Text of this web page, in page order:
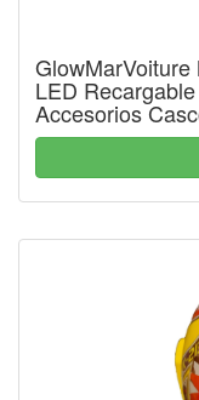
LED
Accesorios